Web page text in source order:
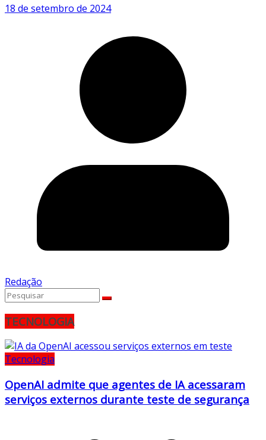
18 de setembro de 2024
Redação
TECNOLOGIA
Tecnologia
OpenAI admite que agentes de IA acessaram
serviços externos durante teste de segurança